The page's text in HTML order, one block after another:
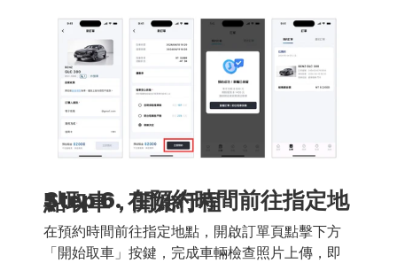
Step 6.
在預約時間前往指定地點取車，開始行程
在預約時間前往指定地點，開啟訂單頁點擊下方
「開始取車」按鍵，完成車輛檢查照片上傳，即